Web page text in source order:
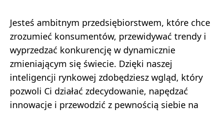
Jesteś ambitnym przedsiębiorstwem, które chce
zrozumieć konsumentów, przewidywać trendy i
wyprzedzać konkurencję w dynamicznie
zmieniającym się świecie. Dzięki naszej
inteligencji rynkowej zdobędziesz wgląd, który
pozwoli Ci działać zdecydowanie, napędzać
innowacje i przewodzić z pewnością siebie na